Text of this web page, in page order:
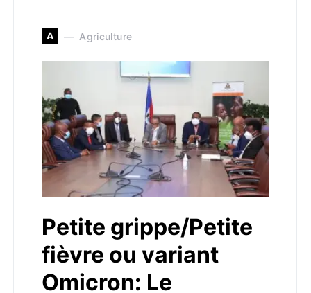
A Agriculture
Petite grippe/Petite
fièvre ou variant
Omicron: Le